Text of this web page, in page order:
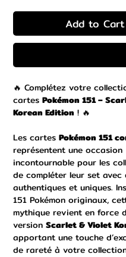
Add to Cart
🔥 Complétez votre
cartes Pokémon 151 –
Korean Edition ! 🔥
Les cartes Pokémon 151
représentent une occasion
incontournable pour les
de compléter leur set avec
authentiques et uniques.
151 Pokémon originaux,
mythique revient en force
version Scarlet & Violet
apportant une touche
de rareté à votre